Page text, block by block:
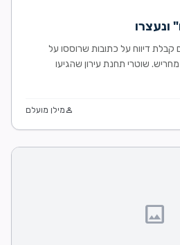
ונעצרו
דיווח על כתובות שרוססו על
שוטרי תחנת עירון שהגיעו
personמילן מועלם
image